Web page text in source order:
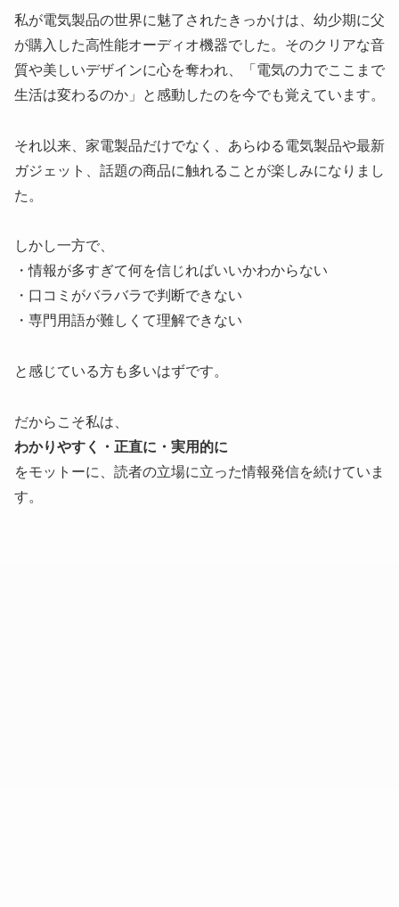
私が電気製品の世界に魅了されたきっかけは、幼少期に父
が購入した高性能オーディオ機器でした。そのクリアな音
質や美しいデザインに心を奪われ、「電気の力でここまで
生活は変わるのか」と感動したのを今でも覚えています。
それ以来、家電製品だけでなく、あらゆる電気製品や最新
ガジェット、話題の商品に触れることが楽しみになりまし
た。
しかし一方で、
・情報が多すぎて何を信じればいいかわからない
・口コミがバラバラで判断できない
・専門用語が難しくて理解できない
と感じている方も多いはずです。
だからこそ私は、
わかりやすく・正直に・実用的に
をモットーに、読者の立場に立った情報発信を続けていま
す。